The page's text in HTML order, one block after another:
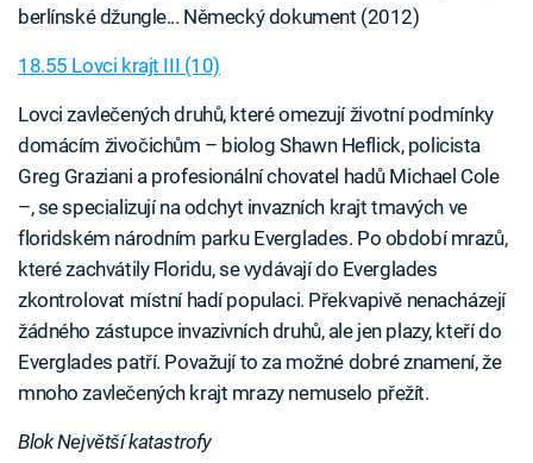
berlínské džungle... Německý dokument (2012)
18.55 Lovci krajt III (10)
Lovci zavlečených druhů, které omezují životní podmínky
domácím živočichům – biolog Shawn Heflick, policista
Greg Graziani a profesionální chovatel hadů Michael Cole
–, se specializují na odchyt invazních krajt tmavých ve
floridském národním parku Everglades. Po období mrazů,
které zachvátily Floridu, se vydávají do Everglades
zkontrolovat místní hadí populaci. Překvapivě nenacházejí
žádného zástupce invazivních druhů, ale jen plazy, kteří do
Everglades patří. Považují to za možné dobré znamení, že
mnoho zavlečených krajt mrazy nemuselo přežít.
Blok Největší katastrofy